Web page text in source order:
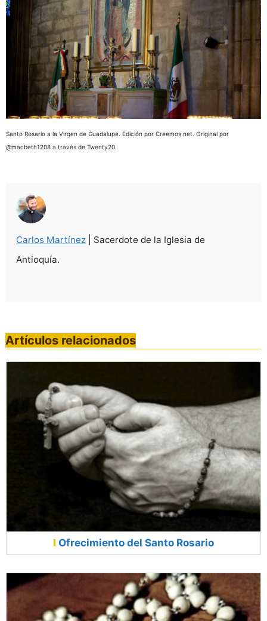
Santo Rosario a la Virgen de Guadalupe. Edición por Creemos.net. Original por
@macbeth1208 a través de Twenty20.
Carlos Martínez | Sacerdote de la Iglesia de
Antioquía.
Artículos relacionados
Ofrecimiento del Santo Rosario